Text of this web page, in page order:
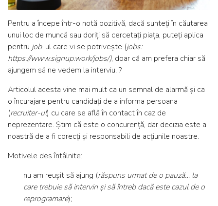
Pentru a începe într-o notă pozitivă, dacă sunteți în căutarea
unui loc de muncă sau doriți să cercetați piața, puteți aplica
pentru job-ul care vi se potrivește (jobs:
https://www.signup.work/jobs/), doar că am prefera chiar să
ajungem să ne vedem la interviu. ?
Articolul acesta vine mai mult ca un semnal de alarmă și ca
o încurajare pentru candidați de a informa persoana
(recruiter-ul) cu care se află în contact în caz de
neprezentare. Știm că este o concurență, dar decizia este a
noastră de a fi corecți și responsabili de acțiunile noastre.
Motivele des întâlnite:
nu am reușit să ajung (răspuns urmat de o pauză… la
care trebuie să intervin și să întreb dacă este cazul de o
reprogramare);